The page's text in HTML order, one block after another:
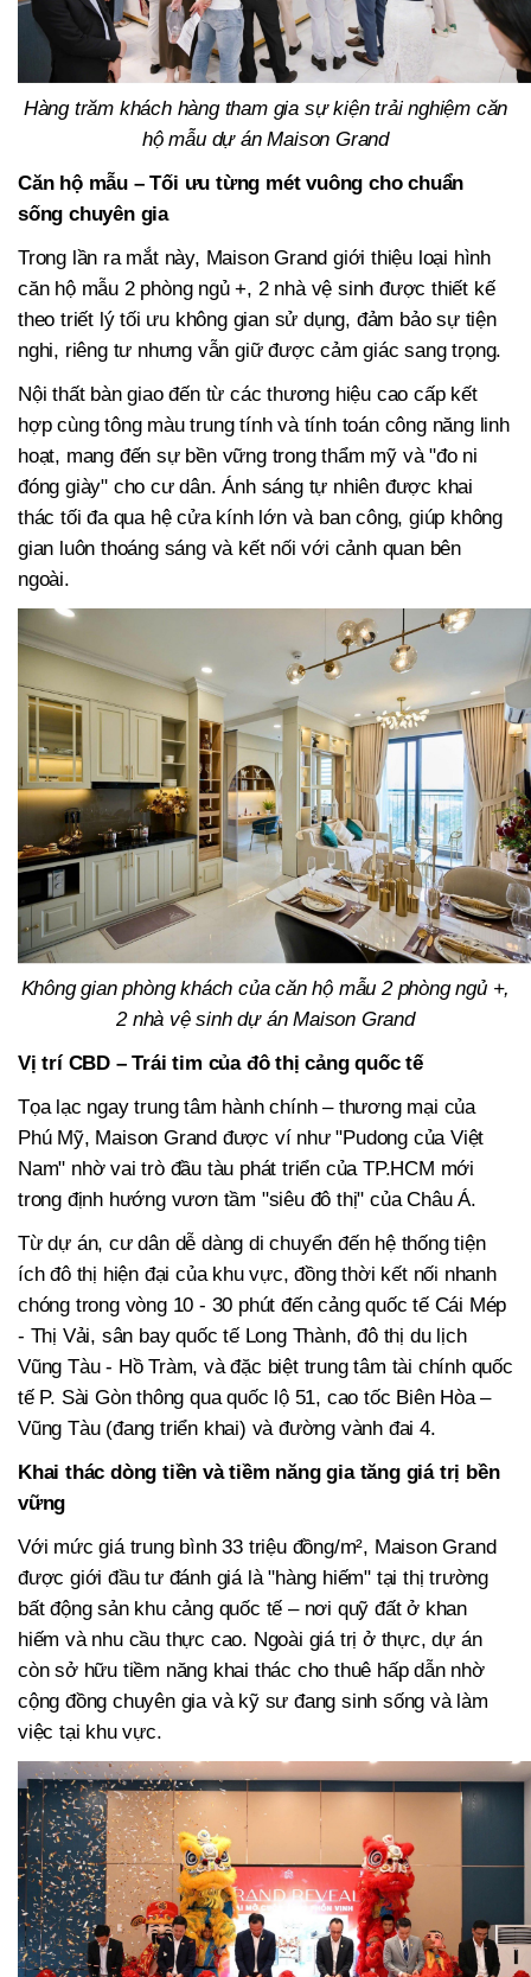
Hàng trăm khách hàng tham gia sự kiện trải nghiệm căn
hộ mẫu dự án Maison Grand
Căn hộ mẫu – Tối ưu từng mét vuông cho chuẩn
sống chuyên gia
Trong lần ra mắt này, Maison Grand giới thiệu loại hình
căn hộ mẫu 2 phòng ngủ +, 2 nhà vệ sinh được thiết kế
theo triết lý tối ưu không gian sử dụng, đảm bảo sự tiện
nghi, riêng tư nhưng vẫn giữ được cảm giác sang trọng.
Nội thất bàn giao đến từ các thương hiệu cao cấp kết
hợp cùng tông màu trung tính và tính toán công năng linh
hoạt, mang đến sự bền vững trong thẩm mỹ và "đo ni
đóng giày" cho cư dân. Ánh sáng tự nhiên được khai
thác tối đa qua hệ cửa kính lớn và ban công, giúp không
gian luôn thoáng sáng và kết nối với cảnh quan bên
ngoài.
Không gian phòng khách của căn hộ mẫu 2 phòng ngủ +,
2 nhà vệ sinh dự án Maison Grand
Vị trí CBD – Trái tim của đô thị cảng quốc tế
Tọa lạc ngay trung tâm hành chính – thương mại của
Phú Mỹ, Maison Grand được ví như "Pudong của Việt
Nam" nhờ vai trò đầu tàu phát triển của TP.HCM mới
trong định hướng vươn tầm "siêu đô thị" của Châu Á.
Từ dự án, cư dân dễ dàng di chuyển đến hệ thống tiện
ích đô thị hiện đại của khu vực, đồng thời kết nối nhanh
chóng trong vòng 10 - 30 phút đến cảng quốc tế Cái Mép
- Thị Vải, sân bay quốc tế Long Thành, đô thị du lịch
Vũng Tàu - Hồ Tràm, và đặc biệt trung tâm tài chính quốc
tế P. Sài Gòn thông qua quốc lộ 51, cao tốc Biên Hòa –
Vũng Tàu (đang triển khai) và đường vành đai 4.
Khai thác dòng tiền và tiềm năng gia tăng giá trị bền
vững
Với mức giá trung bình 33 triệu đồng/m², Maison Grand
được giới đầu tư đánh giá là "hàng hiếm" tại thị trường
bất động sản khu cảng quốc tế – nơi quỹ đất ở khan
hiếm và nhu cầu thực cao. Ngoài giá trị ở thực, dự án
còn sở hữu tiềm năng khai thác cho thuê hấp dẫn nhờ
cộng đồng chuyên gia và kỹ sư đang sinh sống và làm
việc tại khu vực.